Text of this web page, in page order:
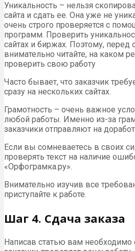
Уникальность – нельзя
сайта и сдать ее. Она уже не
очень строго проверяется с
программ. Проверить
сайтах и биржах. Поэтому, перед
внимательно читайте, на каком
проверить свою работу
Часто бывает, что заказчик
сразу на нескольких сайтах.
Грамотность – очень важное
любой работы. Именно из-за
заказчики отправляют на
Если вы сомневаетесь в своих
проверять текст на наличие
«Орфограмка.ру».
Внимательно изучив все
приступайте к работе.
Шаг 4. Сдача заказа
Написав статью вам необходимо